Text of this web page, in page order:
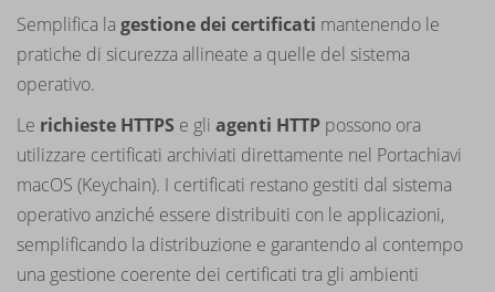
Semplifica la gestione dei certificati mantenendo le
pratiche di sicurezza allineate a quelle del sistema
operativo.
Le richieste HTTPS e gli agenti HTTP possono ora
utilizzare certificati archiviati direttamente nel Portachiavi
macOS (Keychain). I certificati restano gestiti dal sistema
operativo anziché essere distribuiti con le applicazioni,
semplificando la distribuzione e garantendo al contempo
una gestione coerente dei certificati tra gli ambienti